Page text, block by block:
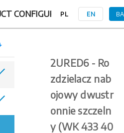
CONFIGURATION
PL EN
2URED6 - Ro
zdzielacz nab
ojowy dwustr
onnie szczeln
y (WK 433 40